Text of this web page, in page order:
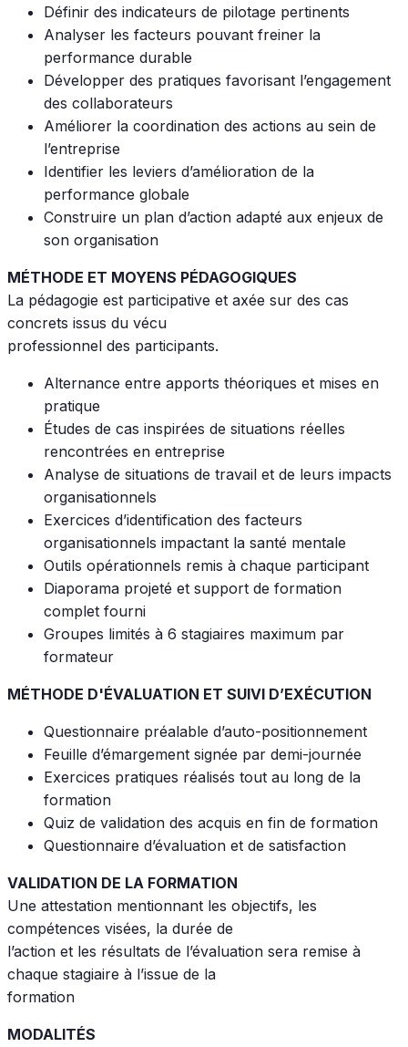
Définir des indicateurs de pilotage pertinents
Analyser les facteurs pouvant freiner la
performance durable
Développer des pratiques favorisant l’engagement
des collaborateurs
Améliorer la coordination des actions au sein de
l’entreprise
Identifier les leviers d’amélioration de la
performance globale
Construire un plan d’action adapté aux enjeux de
son organisation
MÉTHODE ET MOYENS PÉDAGOGIQUES
La pédagogie est participative et axée sur des cas
concrets issus du vécu
professionnel des participants.
Alternance entre apports théoriques et mises en
pratique
Études de cas inspirées de situations réelles
rencontrées en entreprise
Analyse de situations de travail et de leurs impacts
organisationnels
Exercices d’identification des facteurs
organisationnels impactant la santé mentale
Outils opérationnels remis à chaque participant
Diaporama projeté et support de formation
complet fourni
Groupes limités à 6 stagiaires maximum par
formateur
MÉTHODE D'ÉVALUATION ET SUIVI D’EXÉCUTION
Questionnaire préalable d’auto-positionnement
Feuille d’émargement signée par demi-journée
Exercices pratiques réalisés tout au long de la
formation
Quiz de validation des acquis en fin de formation
Questionnaire d’évaluation et de satisfaction
VALIDATION DE LA FORMATION
Une attestation mentionnant les objectifs, les
compétences visées, la durée de
l’action et les résultats de l’évaluation sera remise à
chaque stagiaire à l’issue de la
formation
MODALITÉS